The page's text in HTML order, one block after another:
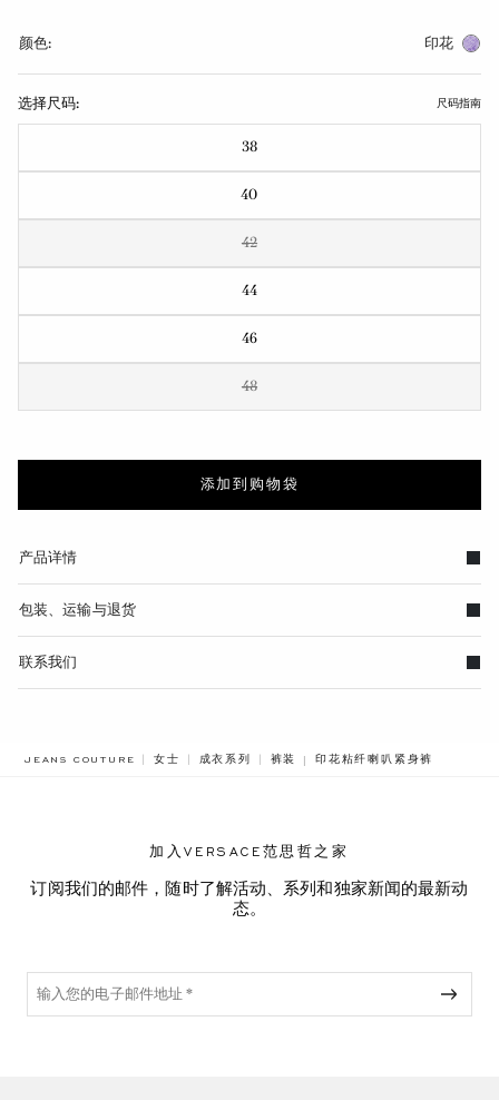
颜色: 印花
选择尺码: 尺码指南
38
40
42
44
46
48
添加到购物袋
产品详情
包装、运输与退货
联系我们
JEANS COUTURE 女士 成衣系列 裤装 印花粘纤喇叭紧身裤
加入VERSACE范思哲之家
订阅我们的邮件，随时了解活动、系列和独家新闻的最新动
态。